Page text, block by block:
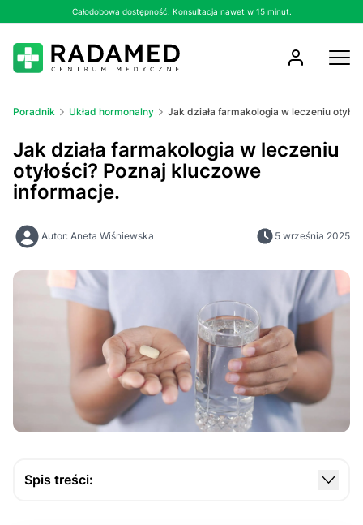
Całodobowa dostępność. Konsultacja nawet w 15 minut.
Poradnik Układ hormonalny Jak działa farmakologia w leczeniu
Jak działa farmakologia w leczeniu
otyłości? Poznaj kluczowe
informacje.
Autor: Aneta Wiśniewska 5 września 2025
Spis treści: